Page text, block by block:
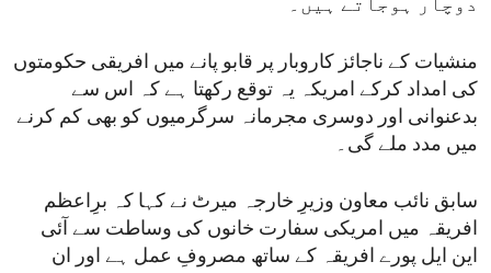
دوچار ہوجاتے ہیں۔
منشیات کے ناجائز کاروبار پر قابو پانے میں افریقی حکومتوں
کی امداد کرکے امریکہ یہ توقع رکھتا ہے کہ اس سے
بدعنوانی اور دوسری مجرمانہ سرگرمیوں کو بھی کم کرنے
میں مدد ملے گی۔
سابق نائب معاون وزیرِ خارجہ میرٹ نے کہا کہ برِاعظم
افریقہ میں امریکی سفارت خانوں کی وساطت سے آئی
این ایل پورے افریقہ کے ساتھ مصروفِ عمل ہے اور ان